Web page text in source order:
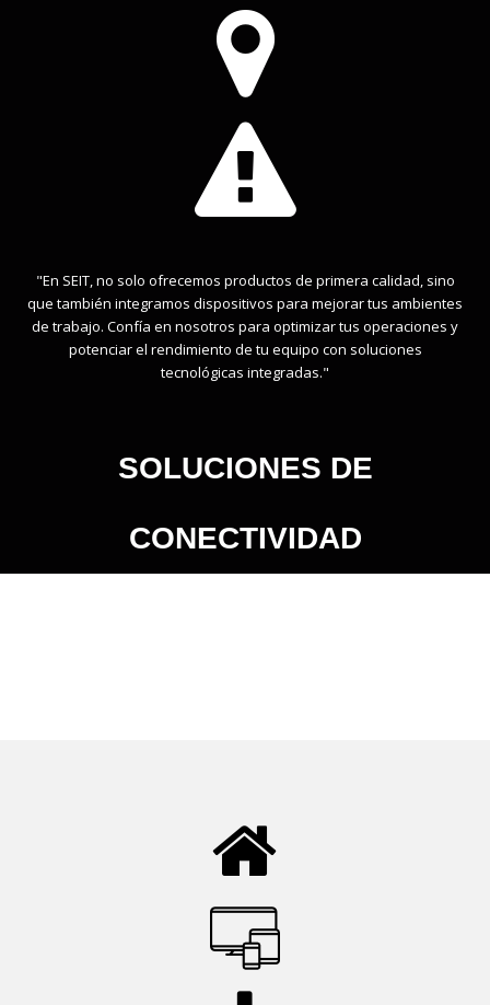


"En SEIT, no solo ofrecemos productos de primera calidad, sino
que también integramos dispositivos para mejorar tus ambientes
de trabajo. Confía en nosotros para optimizar tus operaciones y
potenciar el rendimiento de tu equipo con soluciones
tecnológicas integradas."
SOLUCIONES DE
CONECTIVIDAD
